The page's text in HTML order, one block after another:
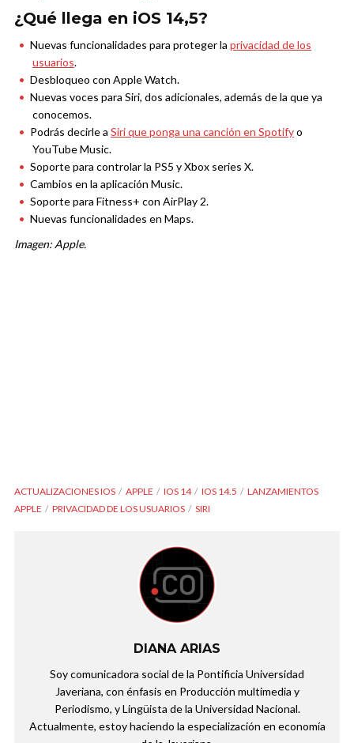
¿Qué llega en iOS 14,5?
Nuevas funcionalidades para proteger la privacidad de los
usuarios.
Desbloqueo con Apple Watch.
Nuevas voces para Siri, dos adicionales, además de la que ya
conocemos.
Podrás decirle a Siri que ponga una canción en Spotifyo
YouTube Music.
Soporte para controlar la PS5 y Xbox series X.
Cambios en la aplicación Music.
Soporte para Fitness+ con AirPlay 2.
Nuevas funcionalidades en Maps.
Imagen: Apple.
ACTUALIZACIONES IOS APPLE IOS 14 IOS 14.5
LANZAMIENTOS
APPLE
PRIVACIDAD DE LOS USUARIOS SIRI
DIANA ARIAS
Soy comunicadora social de la Pontificia Universidad
Javeriana, con énfasis en Producción multimedia y
Periodismo, y Lingüista de la Universidad Nacional.
Actualmente, estoy haciendo la especialización en economía